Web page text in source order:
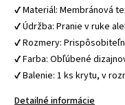
✔ Materiál: Membránová
✔ Údržba: Pranie v ruke
✔ Rozmery:
✔ Farba: Obľúbené
✔ Balenie: 1 ks krytu, v
Detailné informácie